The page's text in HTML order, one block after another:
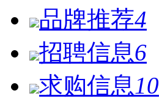
品牌推荐4
招聘信息6
求购信息 10